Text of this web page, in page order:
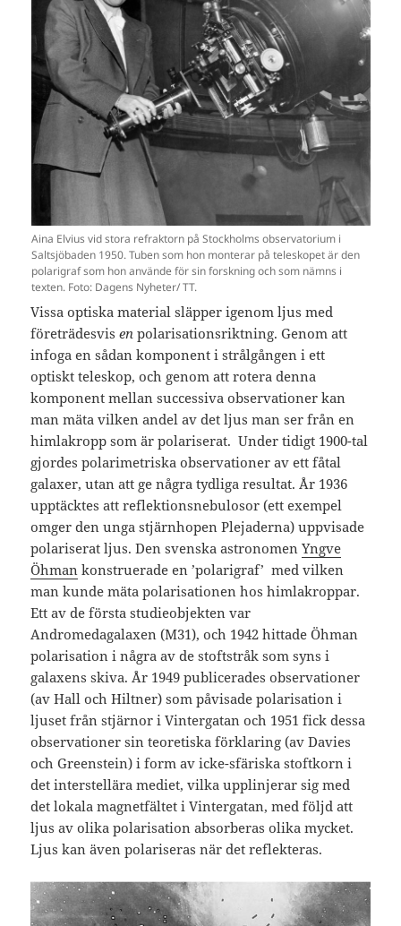
Aina Elvius vid stora refraktorn på Stockholms observatorium i
Saltsjöbaden 1950. Tuben som hon monterar på teleskopet är den
polarigraf som hon använde för sin forskning och som nämns i
texten. Foto: Dagens Nyheter/ TT.
Vissa optiska material släpper igenom ljus med
företrädesvisen polarisationsriktning. Genom att
infoga en sådan komponent i strålgången i ett
optiskt teleskop, och genom att rotera denna
komponent mellan successiva observationer kan
man mäta vilken andel av det ljus man ser från en
himlakropp som är polariserat. Under tidigt 1900-tal
gjordes polarimetriska observationer av ett fåtal
galaxer, utan att ge några tydliga resultat. År 1936
upptäcktes att reflektionsnebulosor (ett exempel
omger den unga stjärnhopen Plejaderna) uppvisade
polariserat ljus. Den svenska astronomenYngve
Öhman konstruerade en ’polarigraf’ med vilken
man kunde mäta polarisationen hos himlakroppar.
Ett av de första studieobjekten var
Andromedagalaxen (M31), och 1942 hittade Öhman
polarisation i några av de stoftstråk som syns i
galaxens skiva. År 1949 publicerades observationer
(av Hall och Hiltner) som påvisade polarisation i
ljuset från stjärnor i Vintergatan och 1951 fick dessa
observationer sin teoretiska förklaring (av Davies
och Greenstein) i form av icke-sfäriska stoftkorn i
det interstellära mediet, vilka upplinjerar sig med
det lokala magnetfältet i Vintergatan, med följd att
ljus av olika polarisation absorberas olika mycket.
Ljus kan även polariseras när det reflekteras.